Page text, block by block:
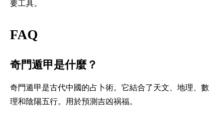
要工具。
FAQ
奇門遁甲是什麼？
奇門遁甲是古代中國的占卜術。它結合了天文、地理、數
理和陰陽五行。用於預測吉凶祸福。